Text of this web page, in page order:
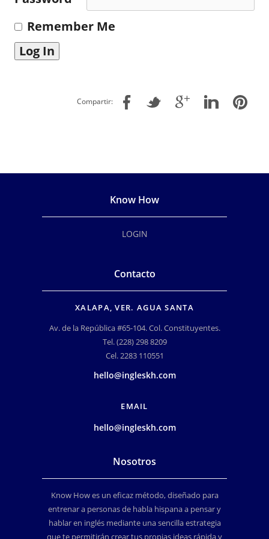
Remember Me
Compartir:
Know How
LOGIN
Contacto
XALAPA, VER. AGUA SANTA
Av. de la República #65-104. Col. Constituyentes.
Tel. (228) 298 8209
Cel. 2283 110551
hello@ingleskh.com
EMAIL
hello@ingleskh.com
Nosotros
Know How es un eficaz método, diseñado para
entrenar a personas de habla hispana a pensar y
hablar en inglés mediante una sencilla estrategia
que te permitirán crear tus propias ideas rápida y